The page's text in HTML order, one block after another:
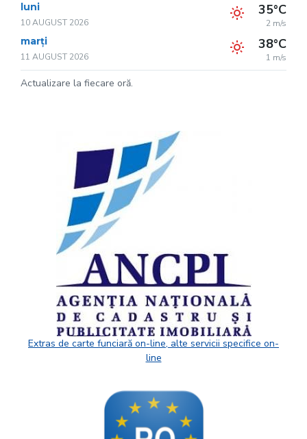
luni
10 AUGUST 2026
35°C
2 m/s
marți
11 AUGUST 2026
38°C
1 m/s
Actualizare la fiecare oră.
Extras de carte funciară on-line, alte servicii specifice on-
line